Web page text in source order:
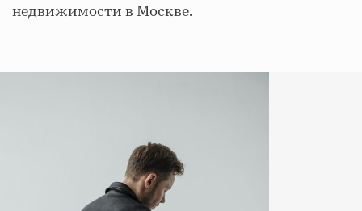
недвижимости в Москве.